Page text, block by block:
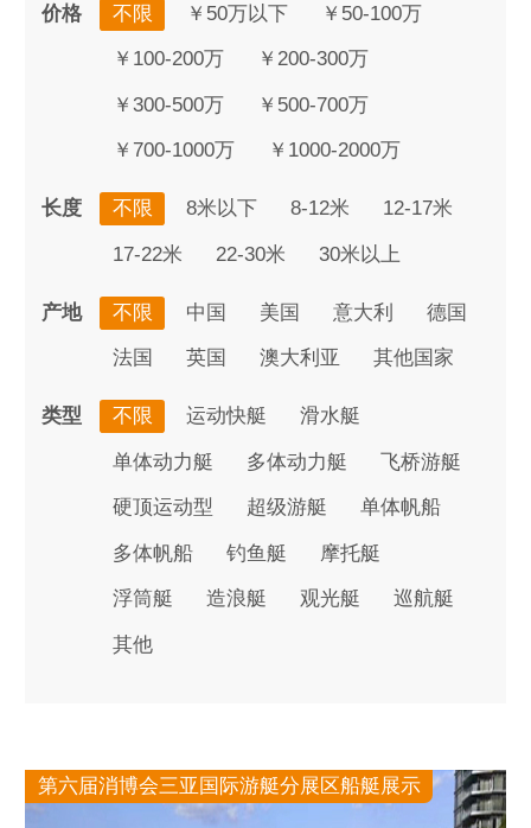
价格 不限 ￥50万以下 ￥50-100万
￥100-200万 ￥200-300万
￥300-500万 ￥500-700万
￥700-1000万 ￥1000-2000万
长度 不限 8米以下 8-12米 12-17米
17-22米 22-30米 30米以上
产地 不限 中国 美国 意大利 德国
法国 英国 澳大利亚 其他国家
类型 不限 运动快艇 滑水艇
单体动力艇 多体动力艇 飞桥游艇
硬顶运动型 超级游艇 单体帆船
多体帆船 钓鱼艇 摩托艇
浮筒艇 造浪艇 观光艇 巡航艇
其他
第六届消博会三亚国际游艇分展区船艇展示